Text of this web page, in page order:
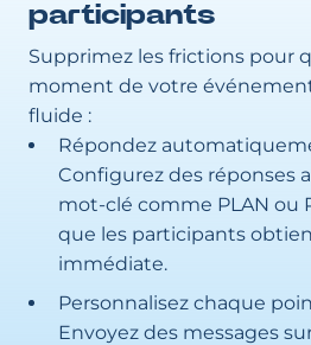
participants
Supprimez les frictions pour
moment de votre
fluide :
Répondez
Configurez des réponses
mot-clé comme PLAN ou
que les participants
immédiate.
Personnalisez chaque
Envoyez des messages